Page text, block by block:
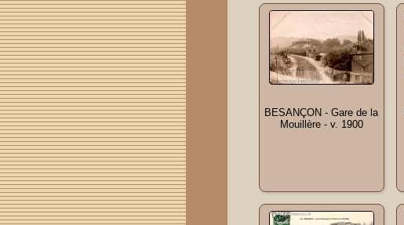
BESANÇON - Gare de la
Mouillère - v. 1900